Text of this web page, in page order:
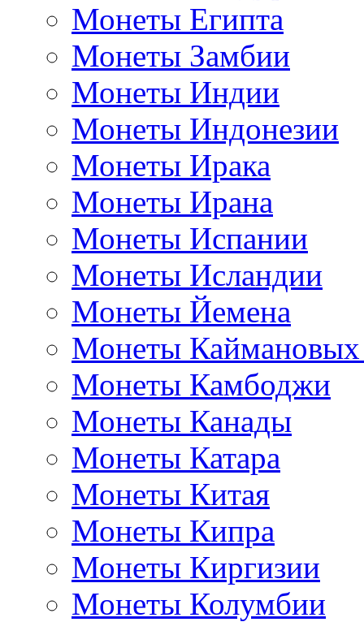
Монеты Египта
Монеты Замбии
Монеты Индии
Монеты Индонезии
Монеты Ирака
Монеты Ирана
Монеты Испании
Монеты Исландии
Монеты Йемена
Монеты Каймановых
Монеты Камбоджи
Монеты Канады
Монеты Катара
Монеты Китая
Монеты Кипра
Монеты Киргизии
Монеты Колумбии